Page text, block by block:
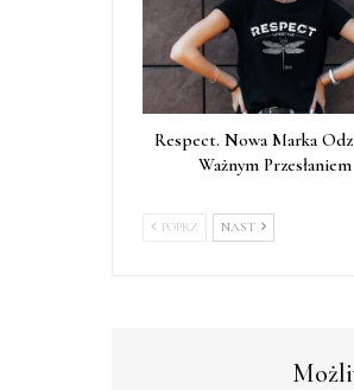
Respect. Nowa Marka
Ważnym Przesłaniem
POPRZ NAST